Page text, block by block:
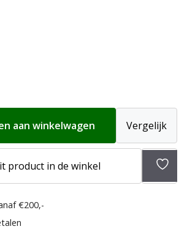
aan winkelwagen Vergelijk
product in de winkel
€200,-